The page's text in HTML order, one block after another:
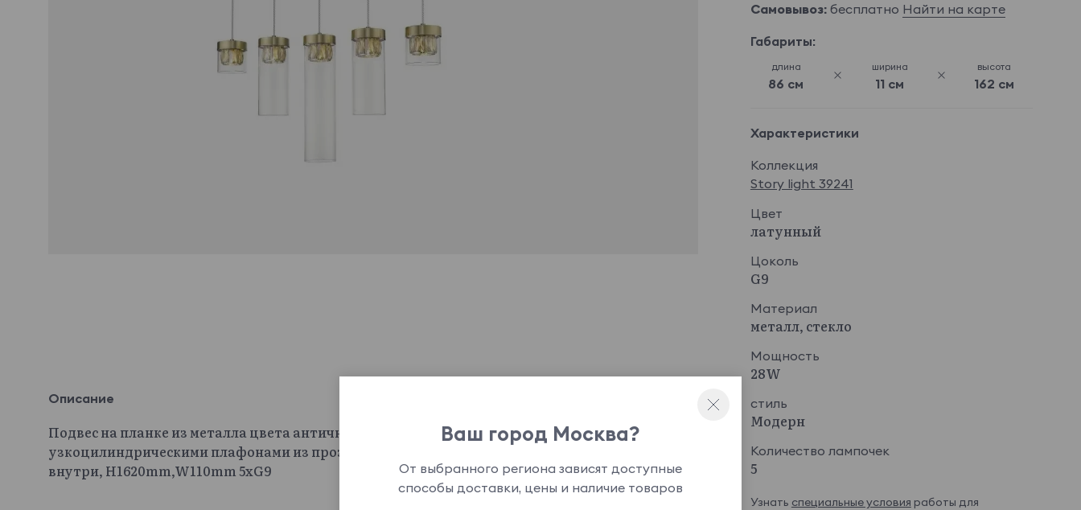
Самовывоз:бесплатно Найти на карте
Габариты:
длина
86 см
ширина
11 см
высота
162 см
Характеристики
Коллекция
Story light 39241
Цвет
латунный
Цоколь
G9
Материал
металл, стекло
Мощность
28W
стиль
Модерн
Количество лампочек
5
Узнать специальные условия работы для
Описание
Подвес на планке из металла цвета античная латунь, прозрачными проводами и пятью
узкоцилиндрическими плафонами из прозрачного стекла с хрустальными элементами
внутри, H1620mm,W110mm 5хG9
Ваш город Москва?
От выбранного региона зависят доступные
способы доставки, цены и наличие товаров